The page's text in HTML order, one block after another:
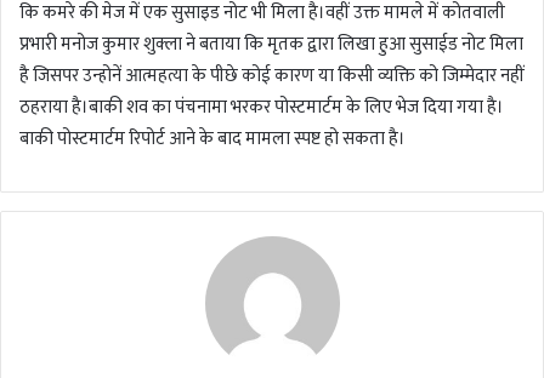
कि कमरे की मेज में एक सुसाइड नोट भी मिला है।वहीं उक्त मामले में कोतवाली
प्रभारी मनोज कुमार शुक्ला ने बताया कि मृतक द्वारा लिखा हुआ सुसाईड नोट मिला
है जिसपर उन्होनें आत्महत्या के पीछे कोई कारण या किसी व्यक्ति को जिम्मेदार नहीं
ठहराया है।बाकी शव का पंचनामा भरकर पोस्टमार्टम के लिए भेज दिया गया है।
बाकी पोस्टमार्टम रिपोर्ट आने के बाद मामला स्पष्ट हो सकता है।